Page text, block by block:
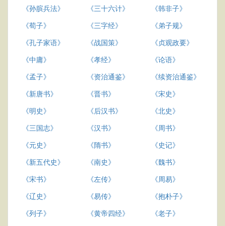
《孙膑兵法》
《三十六计》
《韩非子》
《荀子》
《三字经》
《弟子规》
《孔子家语》
《战国策》
《贞观政要》
《中庸》
《孝经》
《论语》
《孟子》
《资治通鉴》
《续资治通鉴》
《新唐书》
《晋书》
《宋史》
《明史》
《后汉书》
《北史》
《三国志》
《汉书》
《周书》
《元史》
《隋书》
《史记》
《新五代史》
《南史》
《魏书》
《宋书》
《左传》
《周易》
《辽史》
《易传》
《抱朴子》
《列子》
《黄帝四经》
《老子》